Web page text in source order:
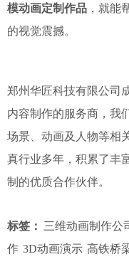
模动画定制作品 ，就能
的视觉震撼。
郑州华匠科技有限公司
内容制作的服务商，我
场景、动画及人物等相
真行业多年，积累了丰
制的优质合作伙伴。
标签： 三维动画制作公
作 3D动画演示 高铁桥